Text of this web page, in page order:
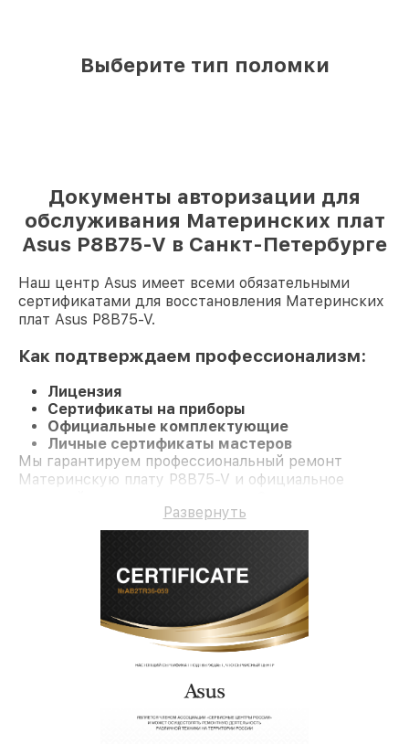
Выберите тип поломки
Документы авторизации для
обслуживания Материнских плат
Asus P8B75-V в Санкт-Петербурге
Наш центр Asus имеет всеми обязательными
сертификатами для восстановления Материнских
плат Asus P8B75-V.
Как подтверждаем профессионализм:
Лицензия
Сертификаты на приборы
Официальные комплектующие
Личные сертификаты мастеров
Мы гарантируем профессиональный ремонт
Материнскую плату P8B75-V и официальное
Развернуть